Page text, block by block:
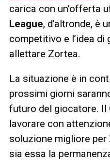
carica con un’offerta
League, d’altronde, è
competitivo e l’idea di
allettare Zortea.
La situazione è in
prossimi giorni
futuro del giocatore. Il
lavorare con
soluzione migliore per
sia essa la